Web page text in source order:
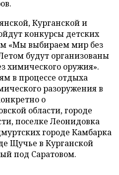
Курганской и
конкурсы детских
«Мы выбираем мир без
будут организованы
химического оружия».
в процессе отдыха
разоружения в
о
области, городе
поселке Леонидовка
городе Камбарка
Щучье в Курганской
под Саратовом.